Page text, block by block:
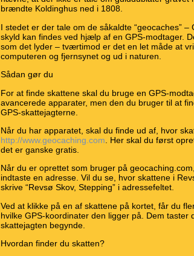
brændte Koldinghus ned i 1808.
I stedet er der tale om de såkaldte “geocaches”
skyld kan findes ved hjælp af en GPS-modtager.
som det lyder – tværtimod er det en let måde at
computeren og fjernsynet og ud i naturen.
Sådan gør du
For at finde skattene skal du bruge en GPS-
avancerede apparater, men den du bruger til at
GPS-skattejagterne.
Når du har apparatet, skal du finde ud af, hvor
http://www.geocaching.com . Her skal du først
det er ganske gratis.
Når du er oprettet som bruger på
indtaste en adresse. Vil du se, hvor skattene i
skrive “Revsø Skov, Stepping” i adressefeltet.
Ved at klikke på en af skattene på kortet, får du
hvilke GPS-koordinater den ligger på. Dem taster
skattejagten begynde.
Hvordan finder du skatten?